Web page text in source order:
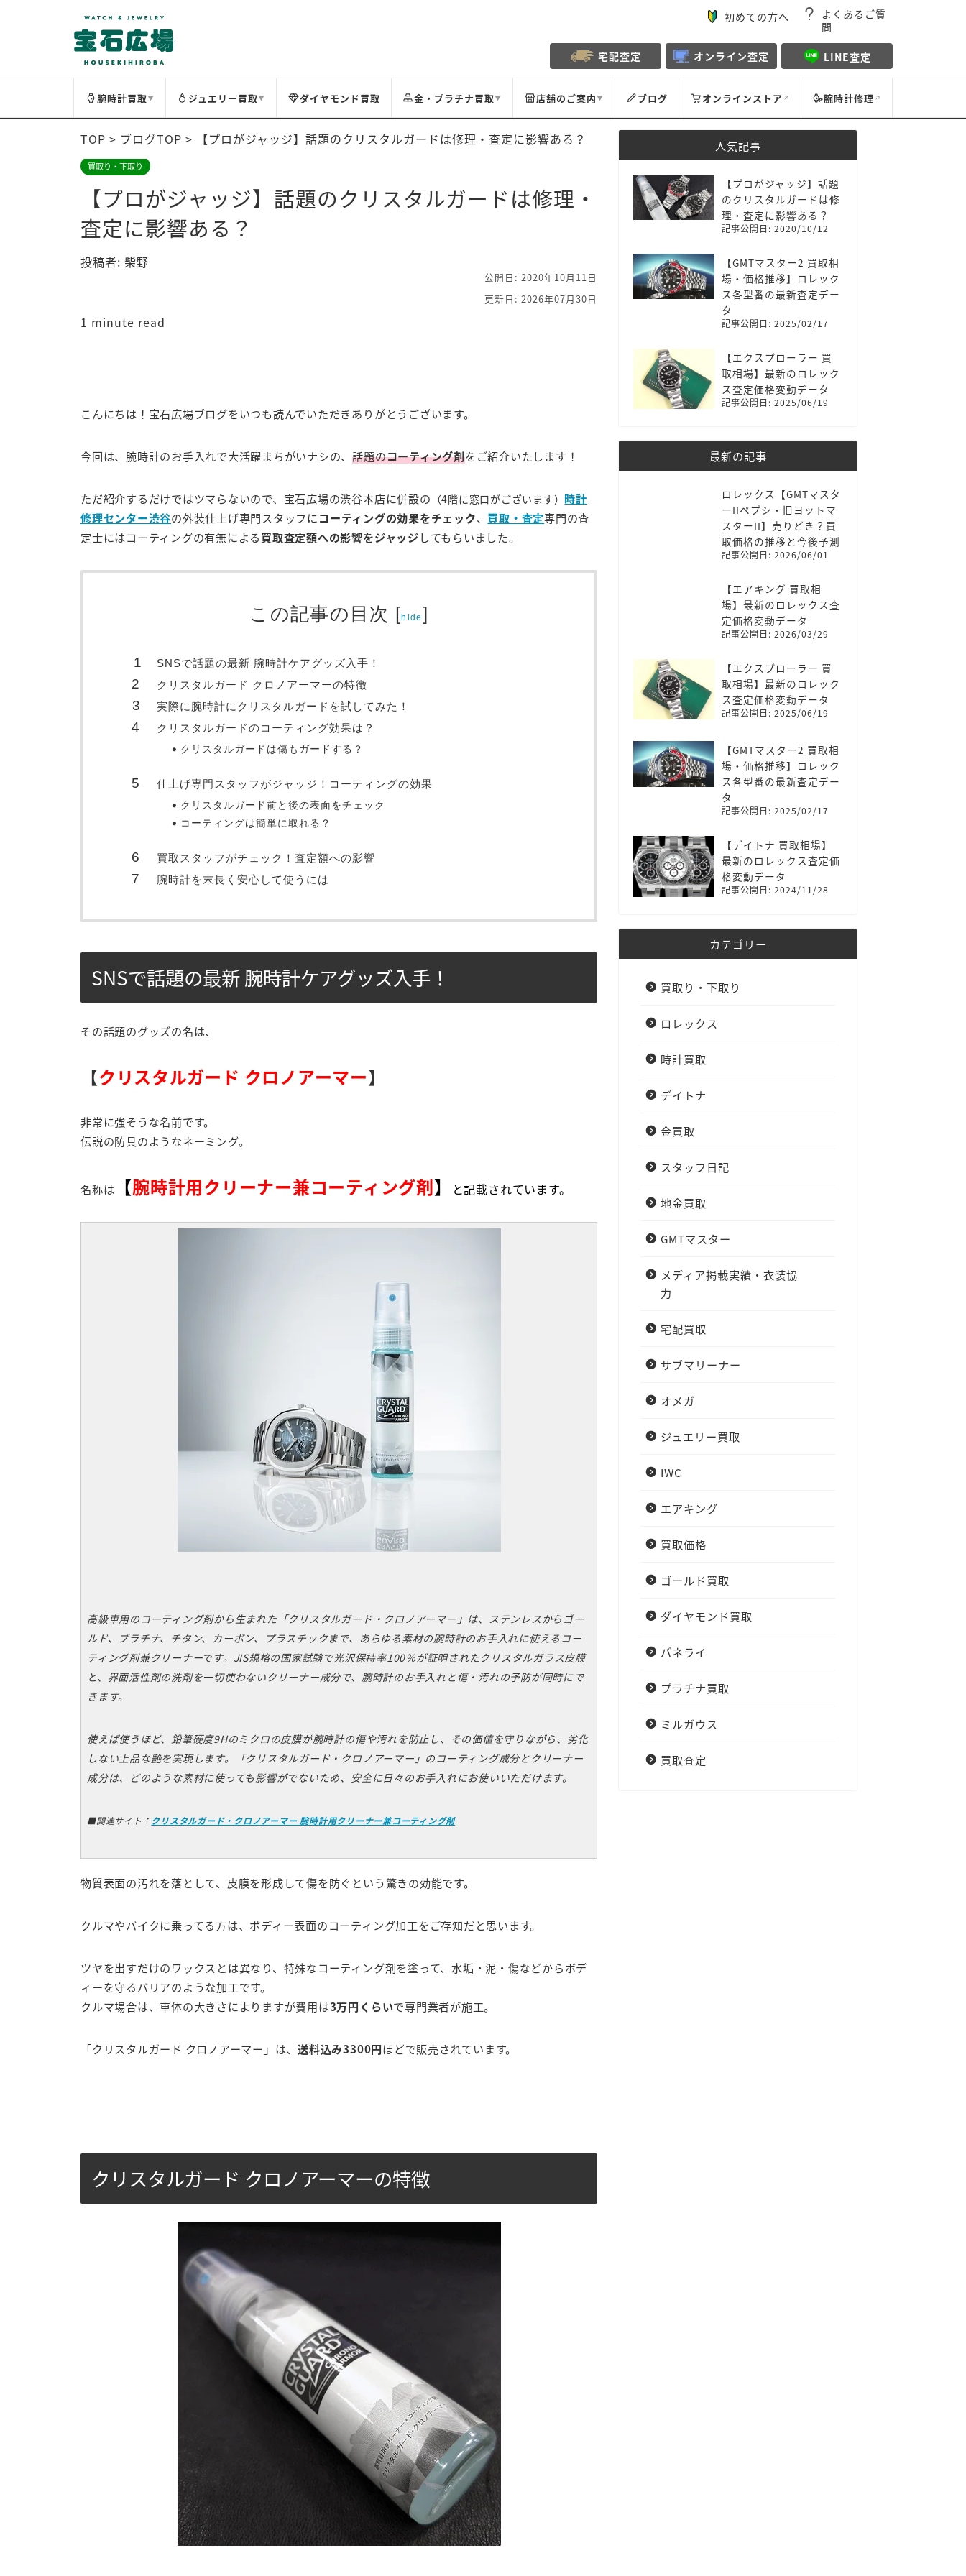
初めての方へ
よくあるご質
問
宅配査定 オンライン査定 LINE査定
腕時計買取▼ ジュエリー買取▼ ダイヤモンド買取 金・プラチナ買取▼ 店舗のご案内▼ ブログ オンラインストア 腕時計修理
TOP > ブログTOP > 【プロがジャッジ】話題のクリスタルガードは修理・査定に影響ある？
買取り・下取り
【プロがジャッジ】話題のクリスタルガードは修理・
査定に影響ある？
投稿者: 柴野
公開日: 2020年10月11日
更新日: 2026年07月30日
1 minute read
こんにちは！宝石広場ブログをいつも読んでいただきありがとうございます。
今回は、腕時計のお手入れで大活躍まちがいナシの、話題のコーティング剤をご紹介いたします！
ただ紹介するだけではツマらないので、宝石広場の渋谷本店に併設の （4階に窓口がございます） 時計
修理センター渋谷の外装仕上げ専門スタッフにコーティングの効果をチェック、 買取・査定専門の査
定士にはコーティングの有無による買取査定額への影響をジャッジしてもらいました。
この記事の目次 [hide ]
SNSで話題の最新 腕時計ケアグッズ入手！
クリスタルガード クロノアーマーの特徴
実際に腕時計にクリスタルガードを試してみた！
クリスタルガードのコーティング効果は？
クリスタルガードは傷もガードする？
仕上げ専門スタッフがジャッジ！コーティングの効果
クリスタルガード前と後の表面をチェック
コーティングは簡単に取れる？
買取スタッフがチェック！査定額への影響
腕時計を末長く安心して使うには
SNSで話題の最新 腕時計ケアグッズ入手！
その話題のグッズの名は、
【クリスタルガード クロノアーマー】
非常に強そうな名前です。
伝説の防具のようなネーミング。
名称は 【腕時計用クリーナー兼コーティング剤】 と記載されています。
高級車用のコーティング剤から生まれた「クリスタルガード・クロノアーマー」は、ステンレスからゴー
ルド、プラチナ、チタン、カーボン、プラスチックまで、あらゆる素材の腕時計のお手入れに使えるコー
ティング剤兼クリーナーです。JIS規格の国家試験で光沢保持率100％が証明されたクリスタルガラス皮膜
と、界面活性剤の洗剤を一切使わないクリーナー成分で、腕時計のお手入れと傷・汚れの予防が同時にで
きます。
使えば使うほど、鉛筆硬度9Hのミクロの皮膜が腕時計の傷や汚れを防止し、その価値を守りながら、劣化
しない上品な艶を実現します。「クリスタルガード・クロノアーマー」のコーティング成分とクリーナー
成分は、どのような素材に使っても影響がでないため、安全に日々のお手入れにお使いいただけます。
■関連サイト： クリスタルガード・クロノアーマー 腕時計用クリーナー兼コーティング剤
物質表面の汚れを落として、皮膜を形成して傷を防ぐという驚きの効能です。
クルマやバイクに乗ってる方は、ボディー表面のコーティング加工をご存知だと思います。
ツヤを出すだけのワックスとは異なり、特殊なコーティング剤を塗って、水垢・泥・傷などからボデ
ィーを守るバリアのような加工です。
クルマ場合は、車体の大きさによりますが費用は3万円くらいで専門業者が施工。
「クリスタルガード クロノアーマー」は、送料込み3300円ほどで販売されています。
クリスタルガード クロノアーマーの特徴
人気記事
【プロがジャッジ】話題
のクリスタルガードは修
理・査定に影響ある？
記事公開日: 2020/10/12
【GMTマスター2 買取相
場・価格推移】ロレック
ス各型番の最新査定デー
タ
記事公開日: 2025/02/17
【エクスプローラー 買
取相場】最新のロレック
ス査定価格変動データ
記事公開日: 2025/06/19
最新の記事
ロレックス【GMTマスタ
ーIIペプシ・旧ヨットマ
スターII】売りどき？買
取価格の推移と今後予測
記事公開日: 2026/06/01
【エアキング 買取相
場】最新のロレックス査
定価格変動データ
記事公開日: 2026/03/29
【エクスプローラー 買
取相場】最新のロレック
ス査定価格変動データ
記事公開日: 2025/06/19
【GMTマスター2 買取相
場・価格推移】ロレック
ス各型番の最新査定デー
タ
記事公開日: 2025/02/17
【デイトナ 買取相場】
最新のロレックス査定価
格変動データ
記事公開日: 2024/11/28
カテゴリー
買取り・下取り
ロレックス
時計買取
デイトナ
金買取
スタッフ日記
地金買取
GMTマスター
メディア掲載実績・衣装協
力
宅配買取
サブマリーナー
オメガ
ジュエリー買取
IWC
エアキング
買取価格
ゴールド買取
ダイヤモンド買取
パネライ
プラチナ買取
ミルガウス
買取査定